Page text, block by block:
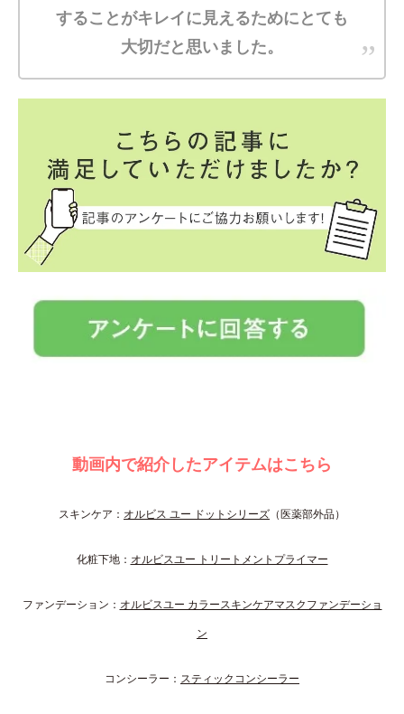
することがキレイに見えるためにとても
大切だと思いました。
動画内で紹介したアイテムはこちら
スキンケア： オルビス ユー ドットシリーズ （医薬部外品）
化粧下地： オルビスユー トリートメントプライマー
ファンデーション： オルビスユー カラースキンケアマスクファンデーショ
ン
コンシーラー： スティックコンシーラー